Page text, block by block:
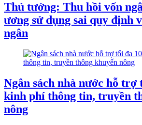
Thủ tướng: Thu hồi vốn
ương sử dụng sai quy định
ngân
Ngân sách nhà nước hỗ trợ
kinh phí thông tin, truyền
nông